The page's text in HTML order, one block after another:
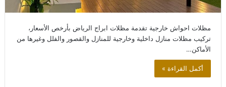
مظلات احواش خارجية تقدمة مظلات ابراج الرياض بأرخص الأسعار،
تركيب مظلات منازل داخلية وخارجية للمنازل والقصور والفلل وغيرها من
الأماكن…
أكمل القراءة »